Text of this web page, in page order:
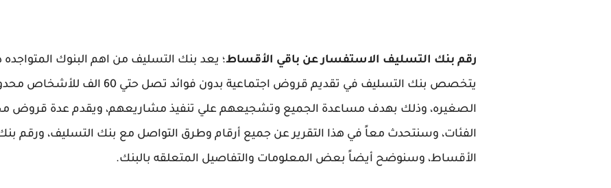
رقم بنك التسليف الاستفسار عن باقي الأقساط؛ يعد بنك التسليف من اهم البنوك المتواجده
يتخصص بنك التسليف في تقديم قروض
الصغيره، وذلك بهدف مساعدة الجميع وتشجيعهم علي تنفيذ مشاريعهم، ويقدم عدة قروض
الفئات، وسنتحدث معاً في هذا التقرير عن جميع أرقام وطرق التواصل مع بنك التسليف، ورقم
الأقساط، وسنوضح أيضاً بعض المعلومات والتفاصيل المتعلقه بالبنك.